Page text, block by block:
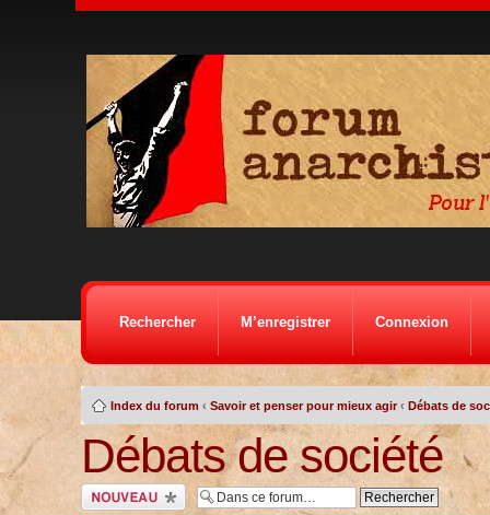
Rechercher M’enregistrer Connexion
Index du forum ‹ Savoir et penser pour mieux agir ‹ Débats de
Débats de société
Ecrire un nouveau
sujet